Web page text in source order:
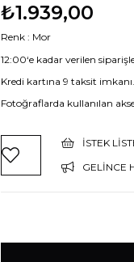
₺1.939,00
Renk : Mor
12:00‘e kadar verilen
Kredi kartına 9 taksit imkanı.
Fotoğraflarda kullanılan
İSTEK
GELINCE